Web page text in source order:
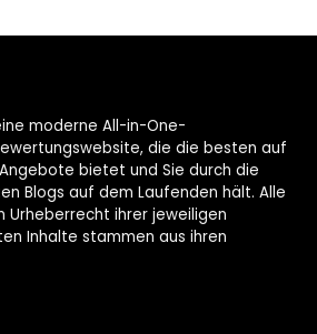
massage pillow-
moderne All-in-One-
die die besten auf
bietet und Sie durch die
Blogs auf dem Laufenden hält. Alle
Urheberrecht ihrer jeweiligen
Inhalte stammen aus ihren